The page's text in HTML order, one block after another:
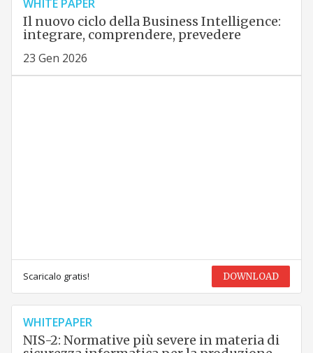
WHITE PAPER
Il nuovo ciclo della Business Intelligence:
integrare, comprendere, prevedere
23 Gen 2026
Scaricalo gratis! DOWNLOAD
WHITEPAPER
NIS-2: Normative più severe in materia di